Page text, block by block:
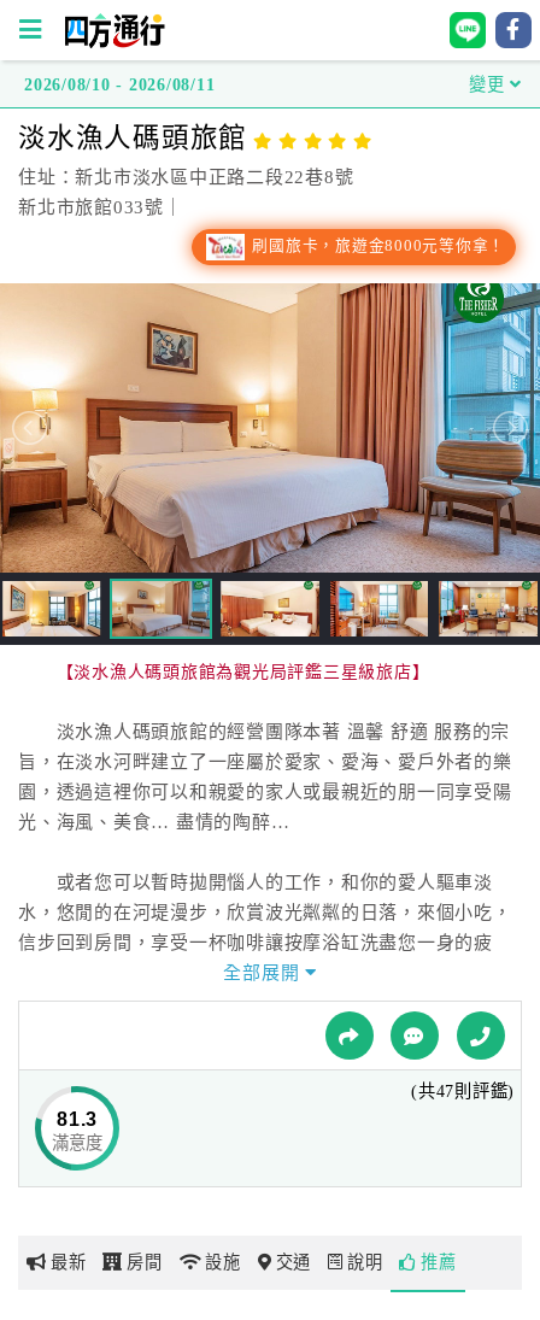
方
通
行
訂
房
直
接
跟
飯
店
HOT
特
色
球
網
玩
2026/08/10 - 2026/08/11 變更
淡水漁人碼頭旅館
住址：新北市淡水區中正路二段22巷8號
新北市旅館033號｜
刷國旅卡，旅遊金8000元等你拿！
【淡水漁人碼頭旅館為觀光局評鑑三星級旅店】
淡水漁人碼頭旅館的經營團隊本著 溫馨 舒適 服務的宗
旨，在淡水河畔建立了一座屬於愛家、愛海、愛戶外者的樂
園，透過這裡你可以和親愛的家人或最親近的朋一同享受陽
光、海風、美食… 盡情的陶醉…
或者您可以暫時拋開惱人的工作，和你的愛人驅車淡
水，悠閒的在河堤漫步，欣賞波光粼粼的日落，來個小吃，
信步回到房間，享受一杯咖啡讓按摩浴缸洗盡您一身的疲
乏，共享屬於兩人的溫馨浪漫．．．
淡水漁人碼頭旅館的現代設計風格的客風，精緻秀麗的
室內裝飾，落地窗外賞心悅目的景觀提供旅客舒適的休憩空
間；客房精心得配置確保每個房間都擁有獨特的景觀和極高
的隱密性，親切服務的更讓旅客如沐春風；每個房間都提供
高速寬頻，透過無遠弗界的電腦網路讓您在愉悅的旅程中仍
可指揮若定，決勝於千里之外。
全部展開
81.3
滿意度
(共47則評鑑)
最新 房間 設施 交通 說明 推薦